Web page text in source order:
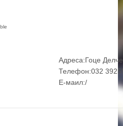
Адреса:Гоце
Телефон:032
Е-маил:/